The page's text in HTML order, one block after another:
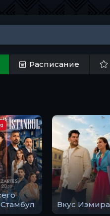
Расписание
Вкус Измира